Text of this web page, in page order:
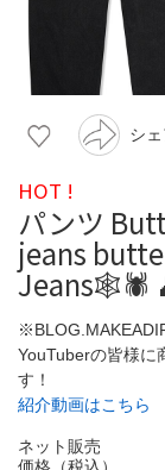
シ
HOT !
パンツ
jeans
Jeans🕸️🕷️
YouTuberの皆様に
す！
紹介動画はこちら
ネット販売